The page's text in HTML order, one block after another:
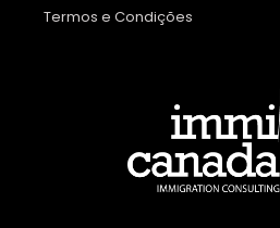
Termos e Condições